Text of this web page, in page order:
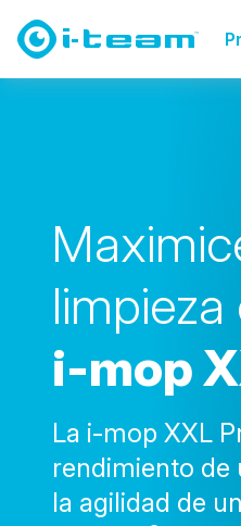
Maximic
limpieza
i-mopX
La i-mop XXL
rendimiento de
la agilidad de